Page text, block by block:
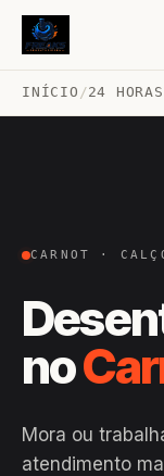
INÍCIO /24 HORAS
CARNOT ·
no
Mora ou
atendimento